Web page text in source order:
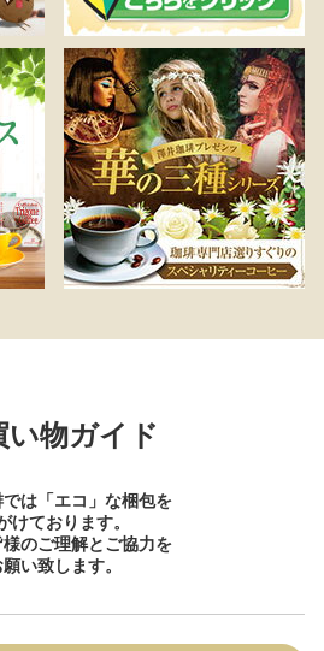
い物ガイド
は「エコ」な梱包を
けております。
のご理解とご協力を
願い致します。